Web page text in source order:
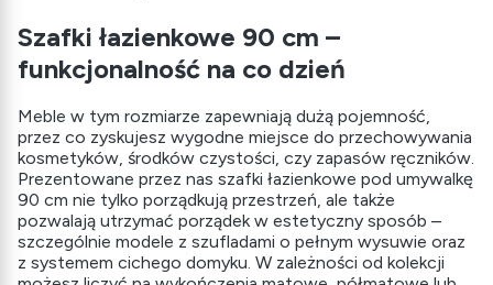
Szafki łazienkowe 90 cm –
funkcjonalność na co dzień
Meble w tym rozmiarze zapewniają dużą pojemność,
przez co zyskujesz wygodne miejsce do przechowywania
kosmetyków, środków czystości, czy zapasów ręczników.
Prezentowane przez nas szafki łazienkowe pod umywalkę
90 cm nie tylko porządkują przestrzeń, ale także
pozwalają utrzymać porządek w estetyczny sposób –
szczególnie modele z szufladami o pełnym wysuwie oraz
z systemem cichego domyku. W zależności od kolekcji